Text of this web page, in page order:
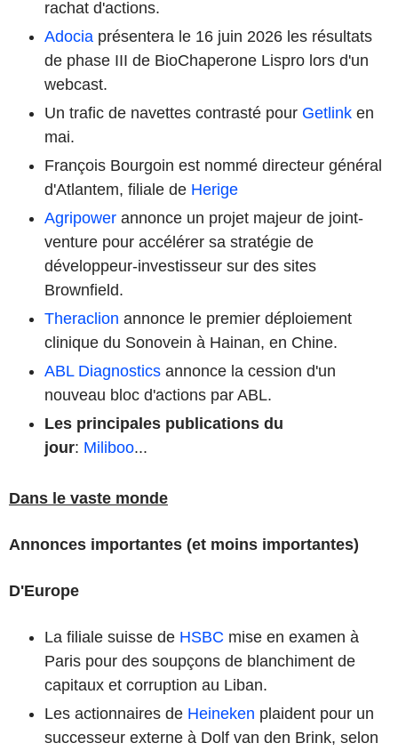
rachat d'actions.
Adocia présentera le 16 juin 2026 les résultats
de phase III de BioChaperone Lispro lors d'un
webcast.
Un trafic de navettes contrasté pour Getlink en
mai.
François Bourgoin est nommé directeur général
d'Atlantem, filiale de Herige
Agripower annonce un projet majeur de joint-
venture pour accélérer sa stratégie de
développeur-investisseur sur des sites
Brownfield.
Theraclion annonce le premier déploiement
clinique du Sonovein à Hainan, en Chine.
ABL Diagnostics annonce la cession d'un
nouveau bloc d'actions par ABL.
Les principales publications du
jour: Miliboo...
Dans le vaste monde
Annonces importantes (et moins importantes)
D'Europe
La filiale suisse de HSBC mise en examen à
Paris pour des soupçons de blanchiment de
capitaux et corruption au Liban.
Les actionnaires de Heineken plaident pour un
successeur externe à Dolf van den Brink, selon